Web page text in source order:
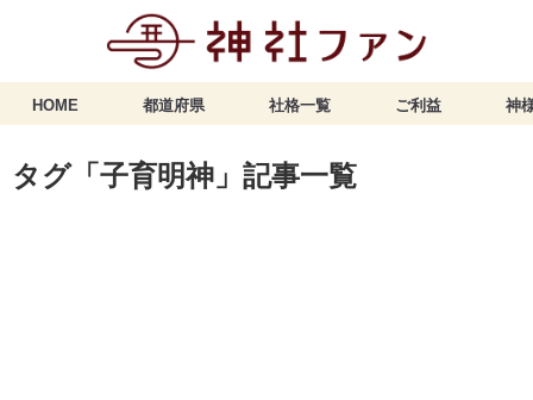
HOME 都道府県 社格一覧 ご利益 神
タグ「子育明神」記事一覧